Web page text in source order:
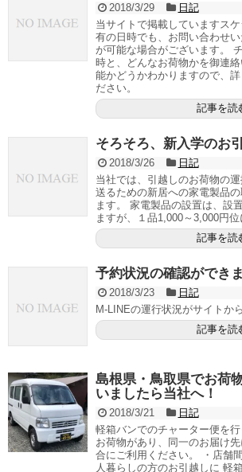
2018/3/29
日記
当サイトで掲載していますス
有の日時でも、お問い合わせ
が可能な場合がございます。
時と、どんなお荷物かを御連
能かどうかわかりますので、
ださい。
記事を読
そろそろ、新入学のお
2018/3/26
日記
当社では、引越しのお荷物の
送るための新居への家電製品
ます。 家電製品の設置は、設
ますが、１品1,000～3,000円位
記事を読
予約状況の確認ができま
2018/3/23
日記
M-LINEの運行状況がサイトか
記事を読
島根県・鳥取県でお荷
いましたら当社へ！
2018/3/21
日記
軽箱バンでのチャーター便を
お荷物があり、同一のお届け
合にご利用ください。 ・店舗
人暮らしの方のお引越しに 軽